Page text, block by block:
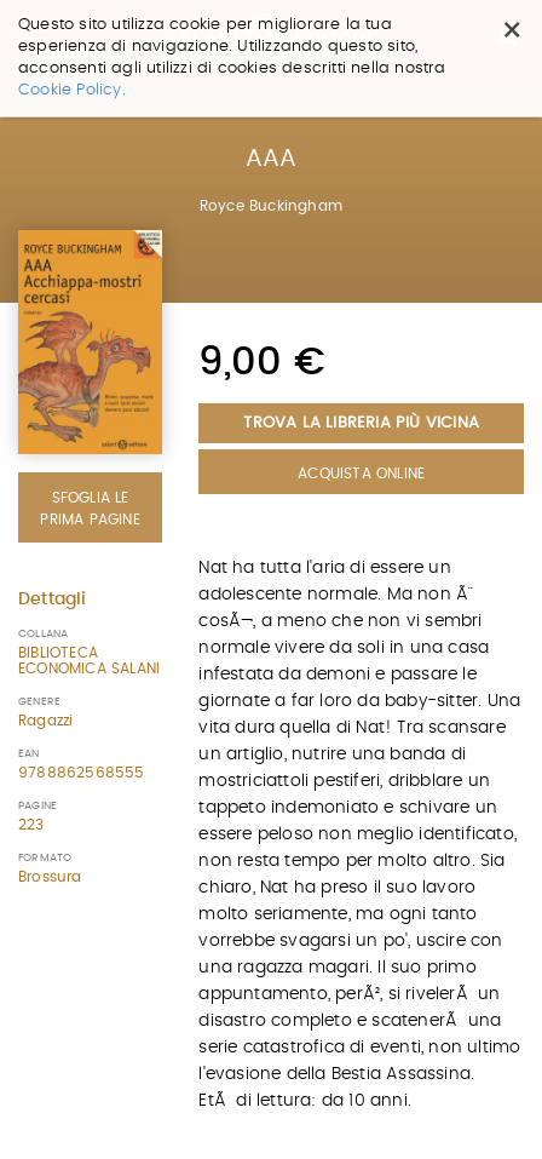
×
Questo sito utilizza cookie per migliorare la tua
esperienza di navigazione. Utilizzando questo sito,
acconsenti agli utilizzi di cookies descritti nella nostra
Cookie Policy.
Salta
AAA
Royce Buckingham
SFOGLIA LE
PRIMA PAGINE
Dettagli
COLLANA
BIBLIOTECA
ECONOMICA SALANI
GENERE
Ragazzi
EAN
9788862568555
PAGINE
223
FORMATO
Brossura
9,00 €
TROVA LA LIBRERIA PIÙ VICINA
ACQUISTA ONLINE
Nat ha tutta l'aria di essere un
adolescente normale. Ma non Ã¨
cosÃ¬, a meno che non vi sembri
normale vivere da soli in una casa
infestata da demoni e passare le
giornate a far loro da baby-sitter. Una
vita dura quella di Nat! Tra scansare
un artiglio, nutrire una banda di
mostriciattoli pestiferi, dribblare un
tappeto indemoniato e schivare un
essere peloso non meglio identificato,
non resta tempo per molto altro. Sia
chiaro, Nat ha preso il suo lavoro
molto seriamente, ma ogni tanto
vorrebbe svagarsi un po', uscire con
una ragazza magari. Il suo primo
appuntamento, perÃ², si rivelerÃ un
disastro completo e scatenerÃ una
serie catastrofica di eventi, non ultimo
l'evasione della Bestia Assassina.
EtÃ di lettura: da 10 anni.